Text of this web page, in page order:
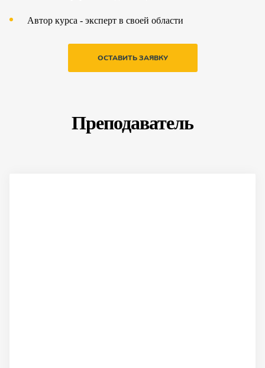
Автор курса - эксперт в своей области
ОСТАВИТЬ ЗАЯВКУ
Преподаватель